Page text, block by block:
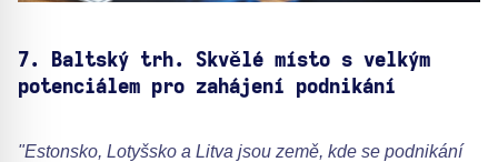
7.
Baltský trh. Skvělé místo s velkým
potenciálem pro zahájení podnikání
"Estonsko, Lotyšsko a Litva jsou země, kde se podnikání